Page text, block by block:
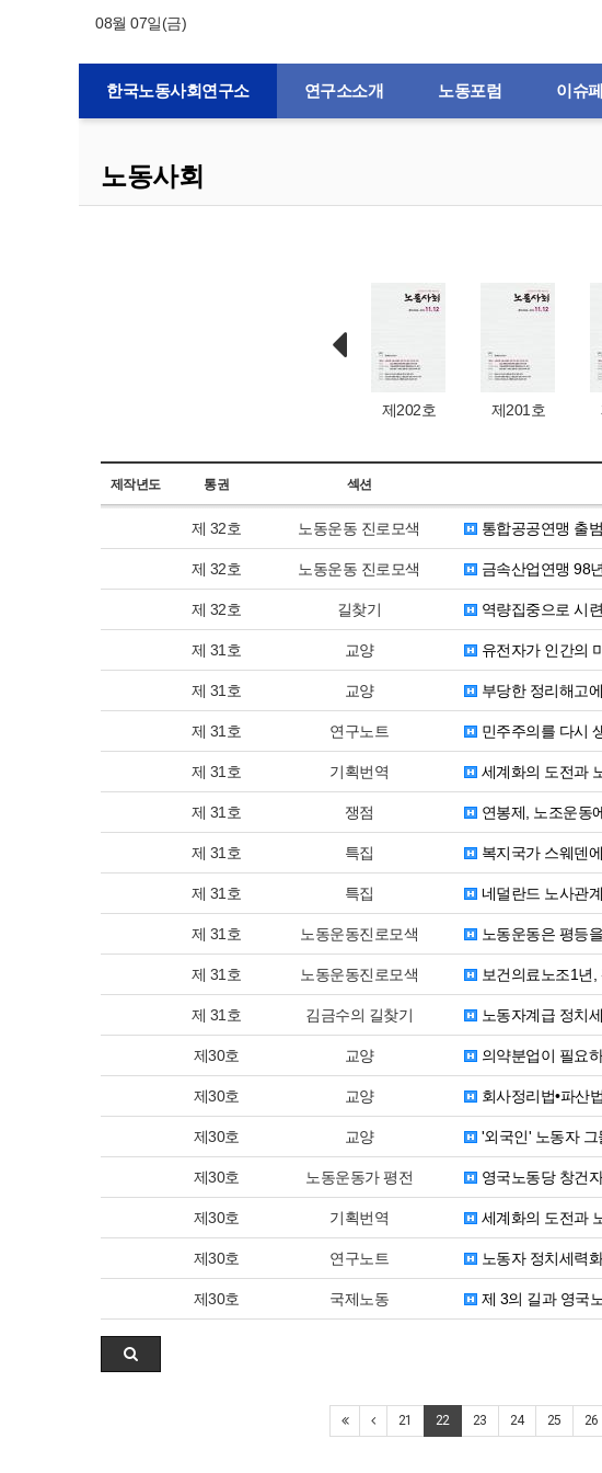
08월 07일(금)
한국노동사회연구소 연구소소개 노동포럼 이슈
노동사회
제202호 제201호
제작년도 통권 섹션
제 32호 노동운동 진로모색 통합공공연맹 출
제 32호 노동운동 진로모색 금속산업연맹 98
제 32호 길찾기 역량집중으로 시
제 31호 교양 유전자가 인간의
제 31호 교양 부당한 정리해고
제 31호 연구노트 민주주의를 다시
제 31호 기획번역 세계화의 도전과
제 31호 쟁점 연봉제, 노조운동
제 31호 특집 복지국가 스웨덴
제 31호 특집 네덜란드 노사관
제 31호 노동운동진로모색 노동운동은 평등
제 31호 노동운동진로모색 보건의료노조1년,
제 31호 김금수의 길찾기 노동자계급 정치
제30호 교양 의약분업이 필요
제30호 교양 회사정리법•파산
제30호 교양 '외국인' 노동자
제30호 노동운동가 평전 영국노동당 창건
제30호 기획번역 세계화의 도전과
제30호 연구노트 노동자 정치세력
제30호 국제노동 제 3의 길과 영국
21 22 23 24 25 26